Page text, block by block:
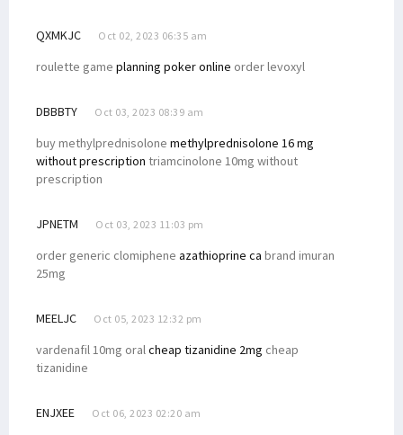
QXMKJC Oct 02, 2023 06:35 am
roulette game planning poker online order levoxyl
DBBBTY Oct 03, 2023 08:39 am
buy methylprednisolone methylprednisolone 16 mg
without prescription triamcinolone 10mg without
prescription
JPNETM Oct 03, 2023 11:03 pm
order generic clomiphene azathioprine ca brand imuran
25mg
MEELJC Oct 05, 2023 12:32 pm
vardenafil 10mg oralcheap tizanidine 2mg cheap
tizanidine
ENJXEE Oct 06, 2023 02:20 am